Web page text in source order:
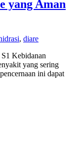
yang Aman
, diare
Kebidanan
yang sering
ini dapat